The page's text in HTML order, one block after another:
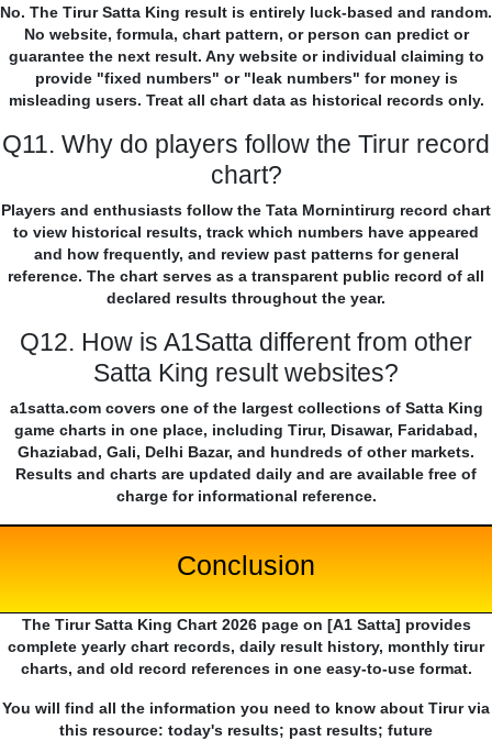
No. The Tirur Satta King result is entirely luck-based and random.
No website, formula, chart pattern, or person can predict or
guarantee the next result. Any website or individual claiming to
provide "fixed numbers" or "leak numbers" for money is
misleading users. Treat all chart data as historical records only.
Q11. Why do players follow the Tirur record
chart?
Players and enthusiasts follow the Tata Mornintirurg record chart
to view historical results, track which numbers have appeared
and how frequently, and review past patterns for general
reference. The chart serves as a transparent public record of all
declared results throughout the year.
Q12. How is A1Satta different from other
Satta King result websites?
a1satta.com covers one of the largest collections of Satta King
game charts in one place, including Tirur, Disawar, Faridabad,
Ghaziabad, Gali, Delhi Bazar, and hundreds of other markets.
Results and charts are updated daily and are available free of
charge for informational reference.
Conclusion
The Tirur Satta King Chart 2026 page on [A1 Satta] provides
complete yearly chart records, daily result history, monthly tirur
charts, and old record references in one easy-to-use format.
You will find all the information you need to know about Tirur via
this resource: today's results; past results; future